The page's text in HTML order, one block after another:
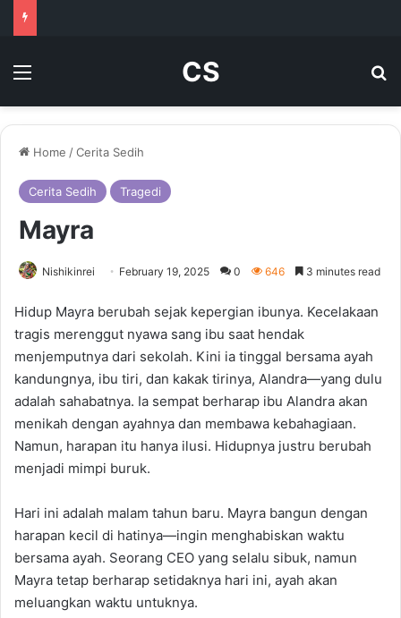
Menu CS
Home /Cerita Sedih
Cerita Sedih Tragedi
Mayra
Nishikinrei February 19, 2025 0 646 3 minutes read
Hidup Mayra berubah sejak kepergian ibunya. Kecelakaan
tragis merenggut nyawa sang ibu saat hendak
menjemputnya dari sekolah. Kini ia tinggal bersama ayah
kandungnya, ibu tiri, dan kakak tirinya, Alandra—yang dulu
adalah sahabatnya. Ia sempat berharap ibu Alandra akan
menikah dengan ayahnya dan membawa kebahagiaan.
Namun, harapan itu hanya ilusi. Hidupnya justru berubah
menjadi mimpi buruk.
Hari ini adalah malam tahun baru. Mayra bangun dengan
harapan kecil di hatinya—ingin menghabiskan waktu
bersama ayah. Seorang CEO yang selalu sibuk, namun
Mayra tetap berharap setidaknya hari ini, ayah akan
meluangkan waktu untuknya.